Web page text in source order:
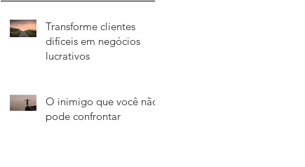
Transforme clientes
difíceis em negócios
lucrativos
O inimigo que você não
pode confrontar